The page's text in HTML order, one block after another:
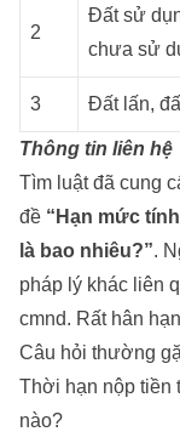
2
Đất sử
chưa sử
3 Đất lấn,
Thông tin liên hệ
Tìm luậtđã cung
đề “Hạn mức
là bao nhiêu?”.
pháp lý khác liên
cmnd. Rất hân
Câu hỏi thường
Thời hạn nộp tiền
nào?